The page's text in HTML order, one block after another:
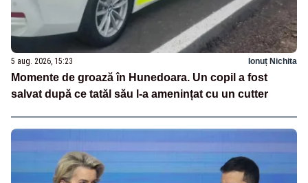
5 aug. 2026, 15:23 Ionuț Nichita
Momente de groază în Hunedoara. Un copil a fost
salvat după ce tatăl său l-a amenințat cu un cutter